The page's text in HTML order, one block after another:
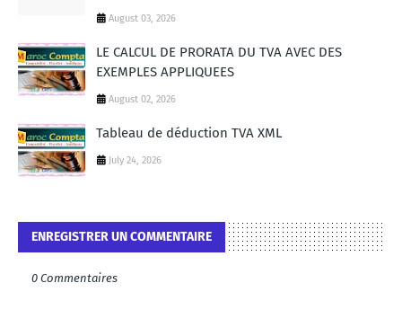
August 03, 2026
LE CALCUL DE PRORATA DU TVA AVEC DES
EXEMPLES APPLIQUEES
August 02, 2026
Tableau de déduction TVA XML
July 24, 2026
ENREGISTRER UN COMMENTAIRE
0 Commentaires